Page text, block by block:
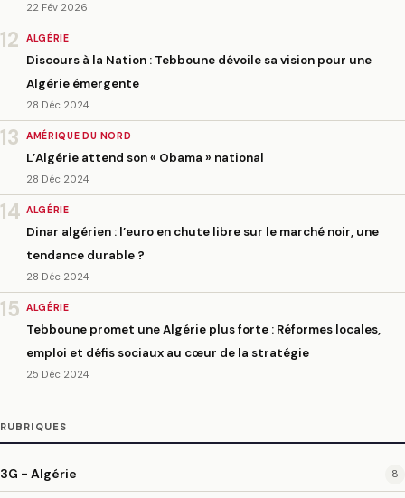
22 Fév 2026
12 ALGÉRIE
Discours à la Nation : Tebboune dévoile sa vision pour une
Algérie émergente
28 Déc 2024
13 AMÉRIQUE DU NORD
L’Algérie attend son « Obama » national
28 Déc 2024
14 ALGÉRIE
Dinar algérien : l’euro en chute libre sur le marché noir, une
tendance durable ?
28 Déc 2024
15 ALGÉRIE
Tebboune promet une Algérie plus forte : Réformes locales,
emploi et défis sociaux au cœur de la stratégie
25 Déc 2024
RUBRIQUES
3G - Algérie 8